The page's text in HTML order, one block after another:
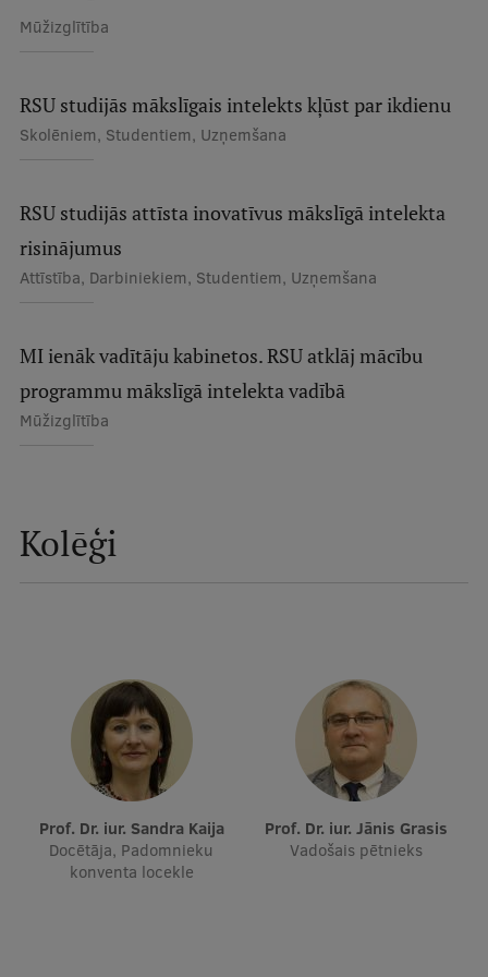
Ģerbonis
Reitingi
Ilgtspējīga attīstība
Studiju un vides pieejamība
Dati par 2025. gadu
Mūžizglītība
Atvērtā universitāte
ESF kvalifikācijas celšanas kursi
Pedagoģiskās izaugsmes centrs
Kvalifikācijas atbilstības pārbaude
Pētniecība
Mūžizglītība
RSU studijās mākslīgais intelekts kļūst par ikdienu
Skolēniem, Studentiem, Uzņemšana
RSU studijās attīsta inovatīvus mākslīgā intelekta
risinājumus
Attīstība, Darbiniekiem, Studentiem, Uzņemšana
MI ienāk vadītāju kabinetos. RSU atklāj mācību
programmu mākslīgā intelekta vadībā
Mūžizglītība
Kolēģi
Prof. Dr. iur. Sandra Kaija
Docētāja, Padomnieku
konventa locekle
Prof. Dr. iur. Jānis Grasis
Vadošais pētnieks